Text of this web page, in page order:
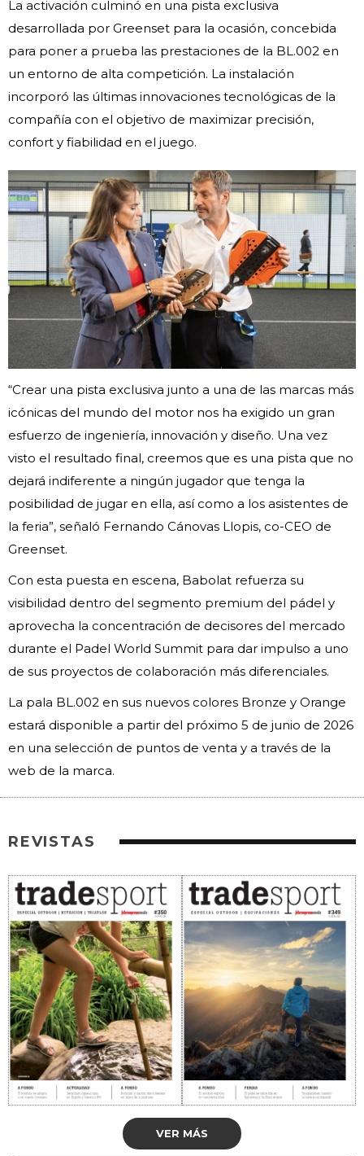
La activación culminó en una pista exclusiva
desarrollada por Greenset para la ocasión, concebida
para poner a prueba las prestaciones de la BL.002 en
un entorno de alta competición. La instalación
incorporó las últimas innovaciones tecnológicas de la
compañía con el objetivo de maximizar precisión,
confort y fiabilidad en el juego.
“Crear una pista exclusiva junto a una de las marcas más
icónicas del mundo del motor nos ha exigido un gran
esfuerzo de ingeniería, innovación y diseño. Una vez
visto el resultado final, creemos que es una pista que no
dejará indiferente a ningún jugador que tenga la
posibilidad de jugar en ella, así como a los asistentes de
la feria”, señaló Fernando Cánovas Llopis, co-CEO de
Greenset.
Con esta puesta en escena, Babolat refuerza su
visibilidad dentro del segmento premium del pádel y
aprovecha la concentración de decisores del mercado
durante el Padel World Summit para dar impulso a uno
de sus proyectos de colaboración más diferenciales.
La pala BL.002 en sus nuevos colores Bronze y Orange
estará disponible a partir del próximo 5 de junio de 2026
en una selección de puntos de venta y a través de la
web de la marca.
REVISTAS
VER MÁS